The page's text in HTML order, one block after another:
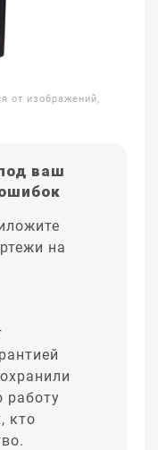
от изображений,
ваш
на
работу
кто